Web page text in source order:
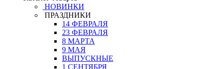
НОВИНКИ
ПРАЗДНИКИ
14 ФЕВРАЛЯ
23 ФЕВРАЛЯ
8 МАРТА
9 МАЯ
ВЫПУСКНЫЕ
1 СЕНТЯБРЯ